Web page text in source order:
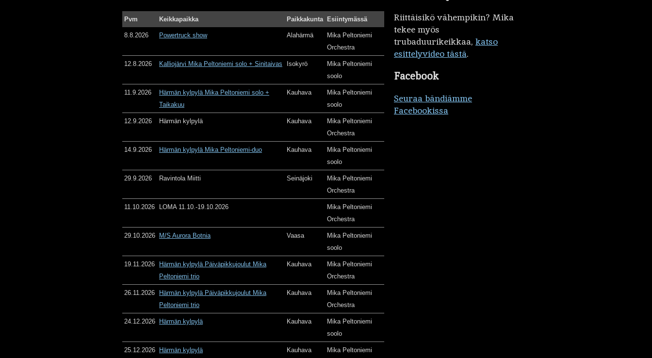
Pvm Keikkapaikka Paikkakunta Esiintymässä
8.8.2026 Powertruck show Alahärmä
Mika Peltoniemi
Orchestra
12.8.2026 Kalliojärvi Mika Peltoniemi solo + Sinitaivas Isokyrö
Mika Peltoniemi
soolo
11.9.2026
Härmän kylpylä Mika Peltoniemi solo +
Taikakuu
Kauhava
Mika Peltoniemi
soolo
12.9.2026 Härmän kylpylä Kauhava
Mika Peltoniemi
Orchestra
14.9.2026 Härmän kylpylä Mika Peltoniemi-duo Kauhava
Mika Peltoniemi
soolo
29.9.2026 Ravintola Miitti Seinäjoki
Mika Peltoniemi
Orchestra
11.10.2026 LOMA 11.10.-19.10.2026
Mika Peltoniemi
Orchestra
29.10.2026 M/S Aurora Botnia Vaasa
Mika Peltoniemi
soolo
19.11.2026
Härmän kylpylä Päiväpikkujoulut Mika
Peltoniemi trio
Kauhava
Mika Peltoniemi
Orchestra
26.11.2026
Härmän kylpylä Päiväpikkujoulut Mika
Peltoniemi trio
Kauhava
Mika Peltoniemi
Orchestra
24.12.2026 Härmän kylpylä Kauhava
Mika Peltoniemi
soolo
25.12.2026 Härmän kylpylä Kauhava
Mika Peltoniemi
Riittäisikö vähempikin? Mika
tekee myös
trubaduurikeikkaa, katso
esittelyvideo tästä.
Facebook
Seuraa bändiämme
Facebookissa